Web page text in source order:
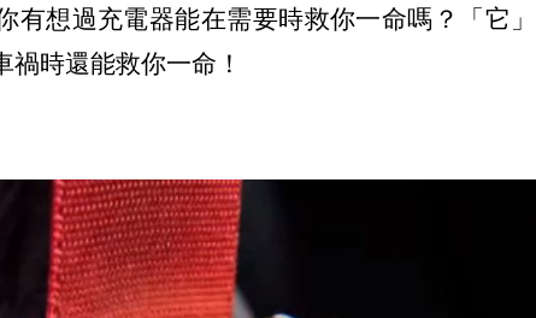
有想過充電器能在需要時救你一命嗎？「它」
時還能救你一命！